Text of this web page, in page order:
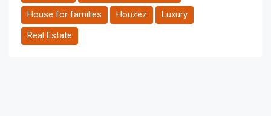
House for families
Houzez
Luxury
Real Estate